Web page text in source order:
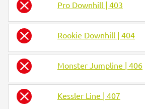
Pro Downhill | 403
Rookie Downhill | 404
Monster Jumpline | 406
Kessler Line | 407